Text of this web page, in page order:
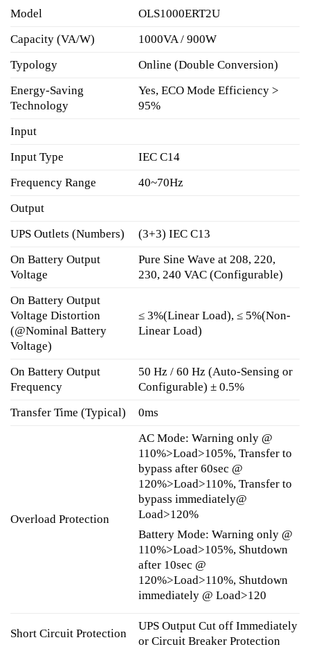
Model
OLS1000ERT2U
Capacity (VA/W)
1000VA / 900W
Typology
Online (Double Conversion)
Energy-Saving
Technology
Yes, ECO Mode Efficiency >
95%
Input
Input Type
IEC C14
Frequency Range
40~70Hz
Output
UPS Outlets (Numbers)
(3+3) IEC C13
On Battery Output
Voltage
Pure Sine Wave at 208, 220,
230, 240 VAC (Configurable)
On Battery Output
Voltage Distortion
(@Nominal Battery
Voltage)
≤ 3%(Linear Load), ≤ 5%(Non-
Linear Load)
On Battery Output
Frequency
50 Hz / 60 Hz (Auto-Sensing or
Configurable) ± 0.5%
Transfer Time (Typical)
0ms
Overload Protection
AC Mode: Warning only @
110%>Load>105%, Transfer to
bypass after 60sec @
120%>Load>110%, Transfer to
bypass immediately@
Load>120%
Battery Mode: Warning only @
110%>Load>105%, Shutdown
after 10sec @
120%>Load>110%, Shutdown
immediately @ Load>120
Short Circuit Protection
UPS Output Cut off Immediately
or Circuit Breaker Protection